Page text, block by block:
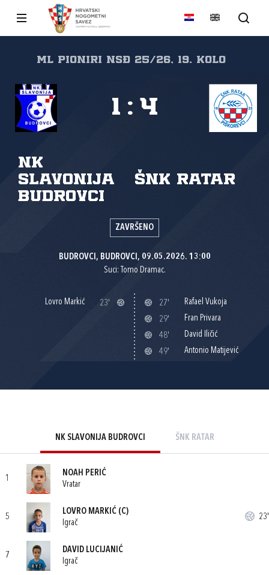
Ml Pioniri NSĐ 25/26, 19. kolo
NK
Slavonija
Budrovci
ŠNK Ratar
1 : 4
ZAVRŠENO
BUDROVCI, BUDROVCI, 09.05.2026. 13:00
Suci: Tomo Dramac.
Lovro Markić 23' 27'
Rafael Vukoja
29'
Fran Privara
48'
David Iličić
49'
Antonio Matijević
NK SLAVONIJA BUDROVCI ŠNK RATAR
1
NOAH PERIĆ
Vratar
5
LOVRO MARKIĆ (C)
Igrač
23'
7
DAVID LUCIJANIĆ
Igrač